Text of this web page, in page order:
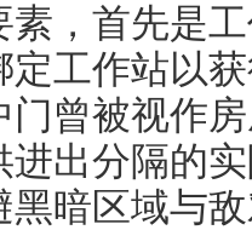
素，首先是
定工作站以
门曾被视作
进出分隔的
黑暗区域与